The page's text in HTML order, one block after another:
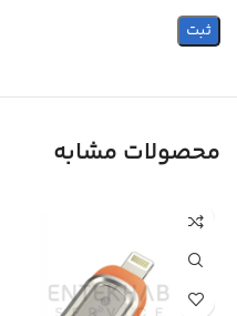
محصولات مشابه